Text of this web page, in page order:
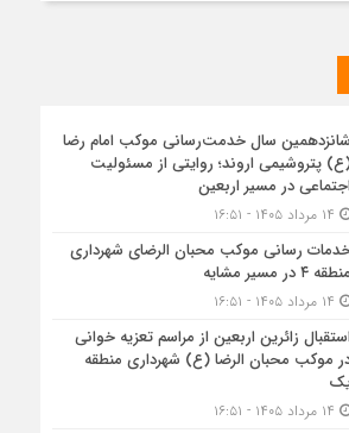
شانزدهمین سال خدمت‌رسانی موکب امام رضا
پتروشیمی اروند؛ روایتی از مسئولیت
اجتماعی در مسیر اربعین
رسانی موکب محبان الرضای شهرداری
منطقه ۴ در مسیر مشایه
استقبال زائرین اربعین از مراسم تعزیه خوانی
موکب محبان الرضا (ع) شهرداری منطقه